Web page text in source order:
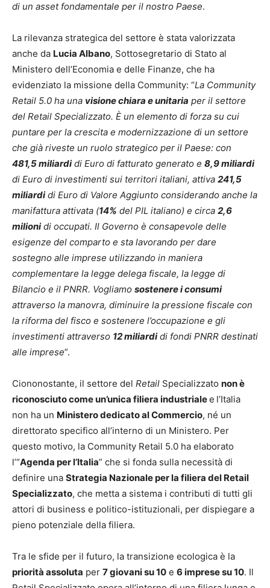
di un asset fondamentale per il nostro Paese.
La rilevanza strategica del settore è stata valorizzata
anche da Lucia Albano, Sottosegretario di Stato al
Ministero dell’Economia e delle Finanze, che ha
evidenziato la missione della Community: “La Community
Retail 5.0 ha una visione chiara e unitaria per il settore
del Retail Specializzato. È un elemento di forza su cui
puntare per la crescita e modernizzazione di un settore
che già riveste un ruolo strategico per il Paese: con
481,5 miliardidi Euro di fatturato generato e 8,9 miliardi
di Euro di investimenti sui territori italiani, attiva 241,5
miliardidi Euro di Valore Aggiunto considerando anche la
manifattura attivata (14% del PIL italiano) e circa 2,6
milionidi occupati. Il Governo è consapevole delle
esigenze del comparto e sta lavorando per dare
sostegno alle imprese utilizzando in maniera
complementare la legge delega fiscale, la legge di
Bilancio e il PNRR. Vogliamo sostenere i consumi
attraverso la manovra, diminuire la pressione fiscale con
la riforma del fisco e sostenere l’occupazione e gli
investimenti attraverso 12 miliardidi fondi PNRR destinati
alle imprese”.
Ciononostante, il settore del Retail Specializzato non è
riconosciuto come un’unica filiera industrialee l’Italia
non ha un Ministero dedicato al Commercio, né un
direttorato specifico all’interno di un Ministero. Per
questo motivo, la Community Retail 5.0 ha elaborato
l’“Agenda per l’Italia” che si fonda sulla necessità di
definire una Strategia Nazionale per la filiera del Retail
Specializzato, che metta a sistema i contributi di tutti gli
attori di business e politico-istituzionali, per dispiegare a
pieno potenziale della filiera.
Tra le sfide per il futuro, la transizione ecologica è la
priorità assoluta per 7 giovani su 10 e 6 imprese su 10. Il